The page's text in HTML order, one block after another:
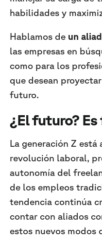
habilidades y
Hablamos de un
las empresas en
como para los
que desean
futuro.
¿El futuro?
La generación Z
revolución laboral,
autonomía del
de los empleos
tendencia continúa
contar con aliados
estos nuevos modos